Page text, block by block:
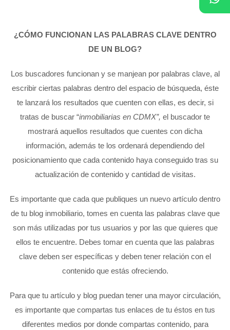
¿CÓMO FUNCIONAN LAS PALABRAS CLAVE DENTRO
DE UN BLOG?
Los buscadores funcionan y se manjean por palabras clave, al
escribir ciertas palabras dentro del espacio de búsqueda, éste
te lanzará los resultados que cuenten con ellas, es decir, si
tratas de buscar “inmobiliarias en CDMX”, el buscador te
mostrará aquellos resultados que cuentes con dicha
información, además te los ordenará dependiendo del
posicionamiento que cada contenido haya conseguido tras su
actualización de contenido y cantidad de visitas.
Es importante que cada que publiques un nuevo artículo dentro
de tu blog inmobiliario, tomes en cuenta las palabras clave que
son más utilizadas por tus usuarios y por las que quieres que
ellos te encuentre. Debes tomar en cuenta que las palabras
clave deben ser específicas y deben tener relación con el
contenido que estás ofreciendo.
Para que tu artículo y blog puedan tener una mayor circulación,
es importante que compartas tus enlaces de tu éstos en tus
diferentes medios por donde compartas contenido, para